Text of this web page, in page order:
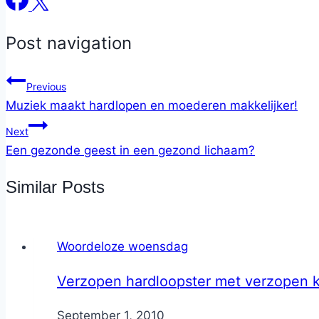
Post navigation
Previous
Muziek maakt hardlopen en moederen makkelijker!
Next
Een gezonde geest in een gezond lichaam?
Similar Posts
Woordeloze woensdag
Verzopen hardloopster met verzopen
ByNicole
September 1, 2010